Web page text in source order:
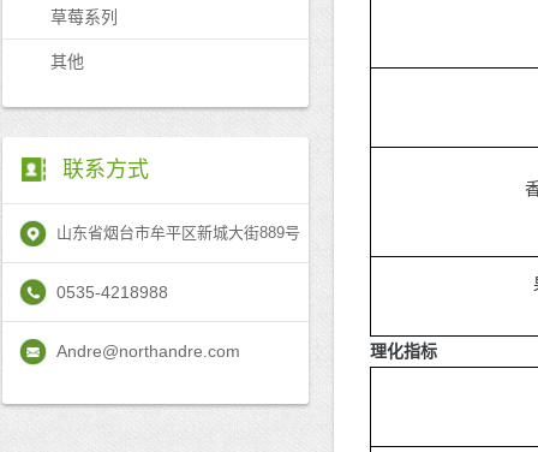
草莓系列
其他
联系方式
山东省烟台市牟平区新城大街889号
0535-4218988
Andre@northandre.com 理化指标